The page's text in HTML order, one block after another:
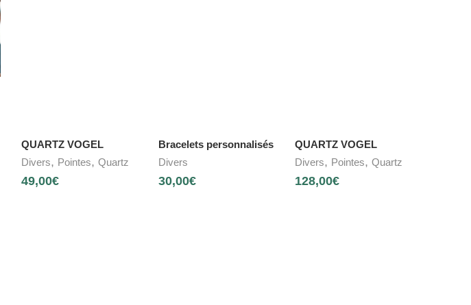
QUARTZ VOGEL
Divers, Pointes, Quartz
49,00€
Bracelets personnalisés
Divers
30,00€
QUARTZ VOGEL
Divers, Pointes,Quartz
128,00€